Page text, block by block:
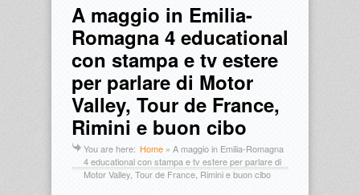
A maggio in Emilia-
Romagna 4 educational
con stampa e tv estere
per parlare di Motor
Valley, Tour de France,
Rimini e buon cibo
You are here: Home » A maggio in Emilia-Romagna
4 educational con stampa e tv estere per parlare di
Motor Valley, Tour de France, Rimini e buon cibo